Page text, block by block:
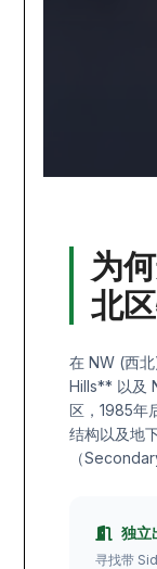
为
北
在 NW (西
Hills** 以及
区，1985年
结构以及地
（
独立
寻找带